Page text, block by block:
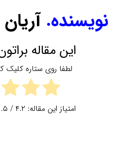
نویسنده.
این مقاله
لطفا روی ستاره کلیک
امتیاز این مقاله: ۴.۲ / ۵. تعداد امتیازها: